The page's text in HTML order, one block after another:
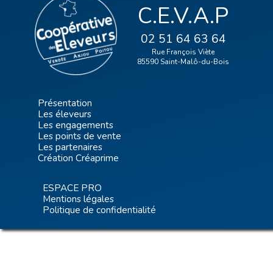
C.E.V.A.P
02 51 64 63 64
Rue François Viète
85590 Saint-Malô-du-Bois
Présentation
Les éleveurs
Les engagements
Les points de vente
Les partenaires
Création Créaprime
ESPACE PRO
Mentions légales
Politique de confidentialité